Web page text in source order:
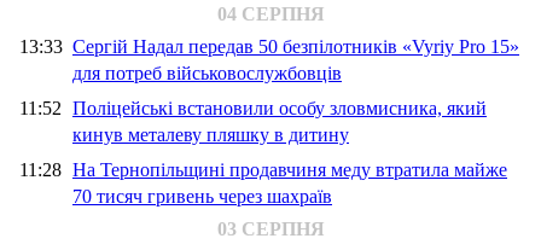
04 СЕРПНЯ
13:33 Сергій Надал передав 50 безпілотників «Vyriy Pro 15»
для потреб військовослужбовців
11:52 Поліцейські встановили особу зловмисника, який
кинув металеву пляшку в дитину
11:28 На Тернопільщині продавчиня меду втратила майже
70 тисяч гривень через шахраїв
03 СЕРПНЯ